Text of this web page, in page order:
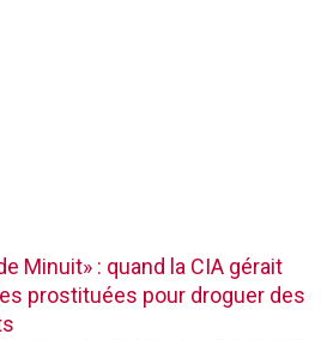
Minuit» : quand la CIA gérait
prostituées pour droguer des